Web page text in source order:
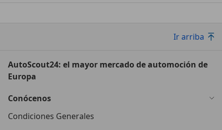
Ir arriba
AutoScout24: el mayor mercado de automoción de
Europa
Conócenos
Condiciones Generales